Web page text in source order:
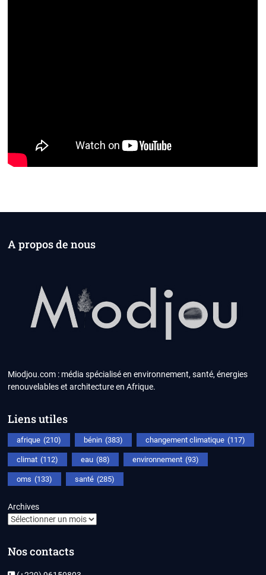
A propos de nous
Miodjou.com : média spécialisé en environnement, santé, énergies
renouvelables et architecture en Afrique.
Liens utiles
afrique (210) bénin (383) changement climatique (117)
climat (112) eau (88) environnement (93)
oms (133) santé (285)
Archives
Nos contacts